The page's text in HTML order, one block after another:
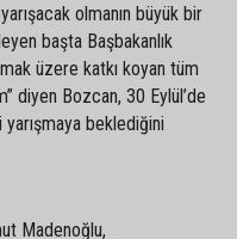
olmanın büyük bir
başta Başbakanlık
üzere katkı koyan tüm
diyen Bozcan, 30 Eylül’de
beklediğini
Madenoğlu,